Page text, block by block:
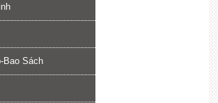
Bao Sách